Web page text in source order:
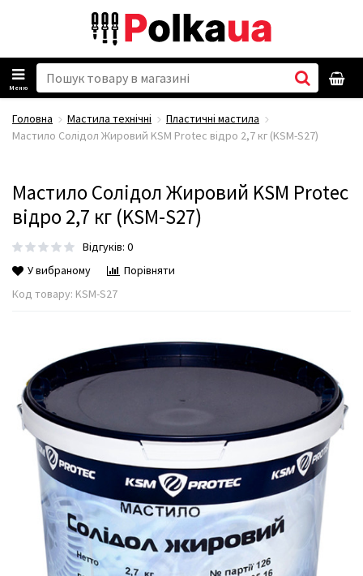
Меню
Головна Мастила технічні
Пластичні мастила
Мастило Солідол Жировий KSM Protec відро 2,7 кг (KSM-S27)
Мастило Солідол Жировий KSM Protec
відро 2,7 кг (KSM-S27)
Відгуків: 0
У вибраному
Порівняти
Код товару: KSM-S27